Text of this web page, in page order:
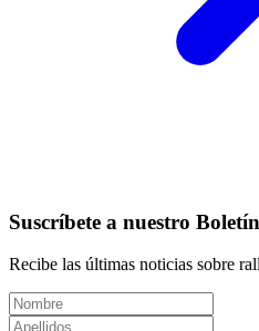
Suscríbete a nuestro Boletín
Recibe las últimas noticias sobre